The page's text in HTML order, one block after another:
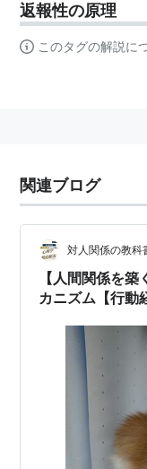
返報性の原理
このタグの解説に
関連ブログ
対人関係の教科
【人間関係を
カニズム【行